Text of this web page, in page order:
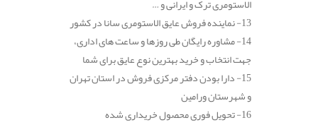
الاستومری ترک و ایرانی و …
13- نماینده فروش عایق الاستومری سانا در کشور
14- مشاوره رایگان طی روزها و ساعت های اداری،
جهت انتخاب و خرید بهترین نوع عایق برای شما
15- دارا بودن دفتر مرکزی فروش در استان تهران
و شهرستان ورامین
16- تحویل فوری محصول خریداری شده